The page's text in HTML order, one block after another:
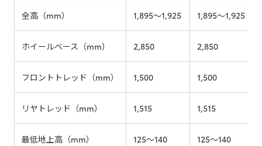
全高（mm） 1,895～1,925 1,895～1,925
ホイールベース（mm） 2,850 2,850
フロントトレッド（mm） 1,500 1,500
リヤトレッド（mm） 1,515 1,515
最低地上高（mm） 125～140 125～140